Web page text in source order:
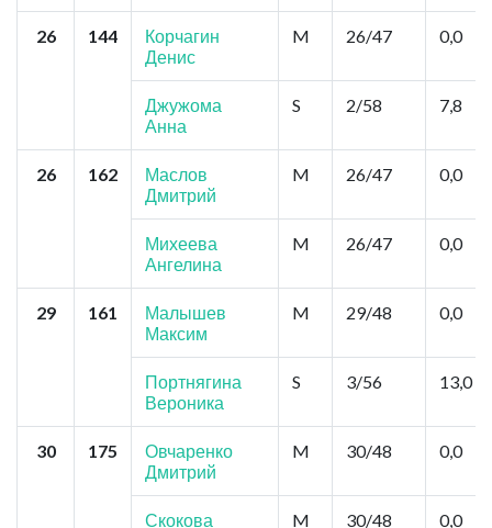
26 144
Корчагин
Денис
M 26/47 0,0
Джужома
Анна
S 2/58 7,8
26 162
Маслов
Дмитрий
M 26/47 0,0
Михеева
Ангелина
M 26/47 0,0
29 161
Малышев
Максим
M 29/48 0,0
Портнягина
Вероника
S 3/56 13,0
30 175
Овчаренко
Дмитрий
M 30/48 0,0
Скокова
M 30/48 0,0